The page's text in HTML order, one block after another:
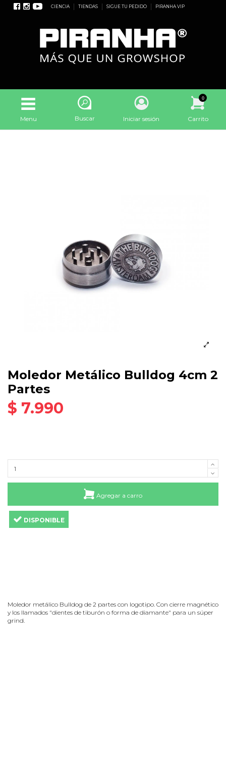
CIENCIA TIENDAS SIGUE TU PEDIDO PIRANHA VIP
Menu Buscar Iniciar sesión
0
Carrito
Moledor Metálico Bulldog 4cm 2
Partes
$ 7.990
Agregar a carro
DISPONIBLE
Moledor metálico Bulldog de 2 partes con logotipo. Con cierre magnético
y los llamados "dientes de tiburón o forma de diamante" para un súper
grind.